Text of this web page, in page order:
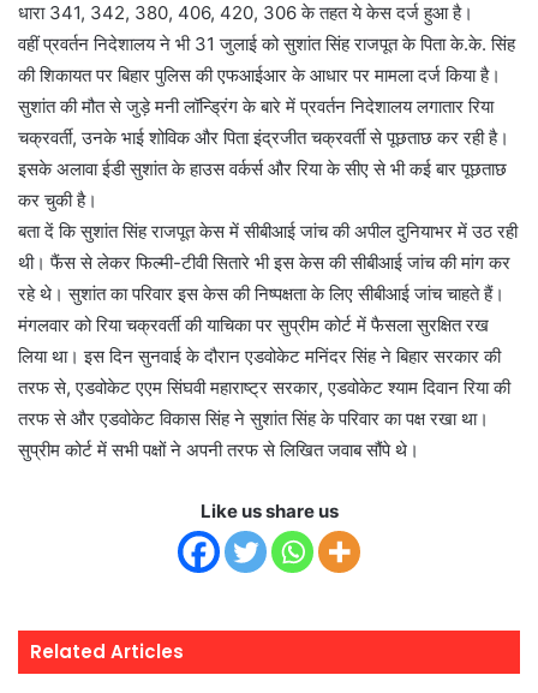
धारा 341, 342, 380, 406, 420, 306 के तहत ये केस दर्ज हुआ है।
वहीं प्रवर्तन निदेशालय ने भी 31 जुलाई को सुशांत सिंह राजपूत के पिता के.के. सिंह
की शिकायत पर बिहार पुलिस की एफआईआर के आधार पर मामला दर्ज किया है।
सुशांत की मौत से जुड़े मनी लॉन्ड्रिंग के बारे में प्रवर्तन निदेशालय लगातार रिया
चक्रवर्ती, उनके भाई शोविक और पिता इंद्रजीत चक्रवर्ती से पूछताछ कर रही है।
इसके अलावा ईडी सुशांत के हाउस वर्कर्स और रिया के सीए से भी कई बार पूछताछ
कर चुकी है।
बता दें कि सुशांत सिंह राजपूत केस में सीबीआई जांच की अपील दुनियाभर में उठ रही
थी। फैंस से लेकर फिल्मी-टीवी सितारे भी इस केस की सीबीआई जांच की मांग कर
रहे थे। सुशांत का परिवार इस केस की निष्पक्षता के लिए सीबीआई जांच चाहते हैं।
मंगलवार को रिया चक्रवर्ती की याचिका पर सुप्रीम कोर्ट में फैसला सुरक्षित रख
लिया था। इस दिन सुनवाई के दौरान एडवोकेट मनिंदर सिंह ने बिहार सरकार की
तरफ से, एडवोकेट एएम सिंघवी महाराष्ट्र सरकार, एडवोकेट श्याम दिवान रिया की
तरफ से और एडवोकेट विकास सिंह ने सुशांत सिंह के परिवार का पक्ष रखा था।
सुप्रीम कोर्ट में सभी पक्षों ने अपनी तरफ से लिखित जवाब सौंपे थे।
Like us share us
Related Articles